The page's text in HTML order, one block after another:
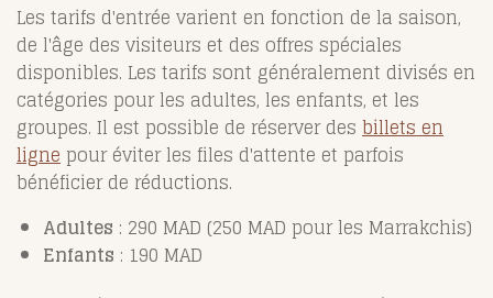
Les tarifs d'entrée varient en fonction de la saison,
de l'âge des visiteurs et des offres spéciales
disponibles. Les tarifs sont généralement divisés en
catégories pour les adultes, les enfants, et les
groupes. Il est possible de réserver des billets en
ligne pour éviter les files d'attente et parfois
bénéficier de réductions.
Adultes : 290 MAD (250 MAD pour les Marrakchis)
Enfants : 190 MAD